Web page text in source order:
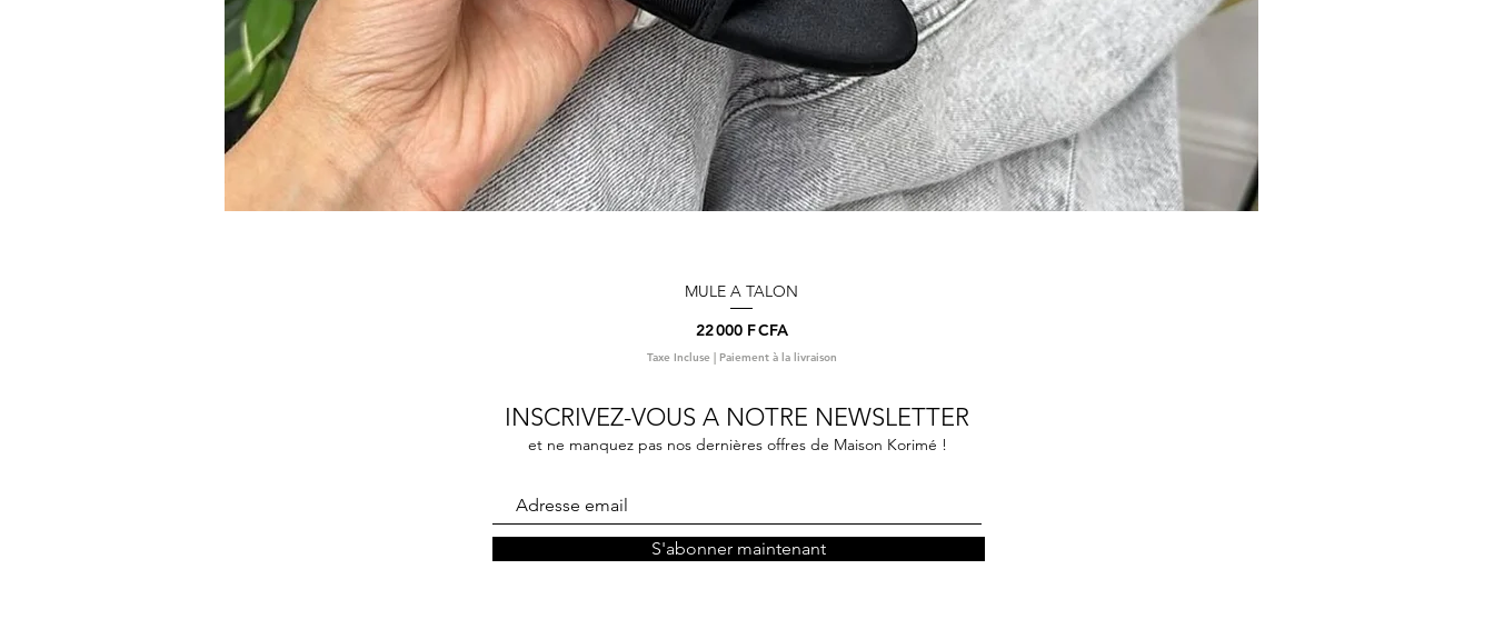
Aperçu rapide
MULE A TALON
Prix
22 000 F CFA
Taxe Incluse| Paiement à la livraison
INSCRIVEZ-VOUS A NOTRE NEWSLETTER
et ne manquez pas nos dernières offres de Maison Korimé !
S'abonner maintenant